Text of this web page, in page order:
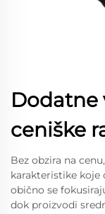
Dodatne
ceniške
Bez obzira na
karakteristike koje
obično se
dok proizvodi